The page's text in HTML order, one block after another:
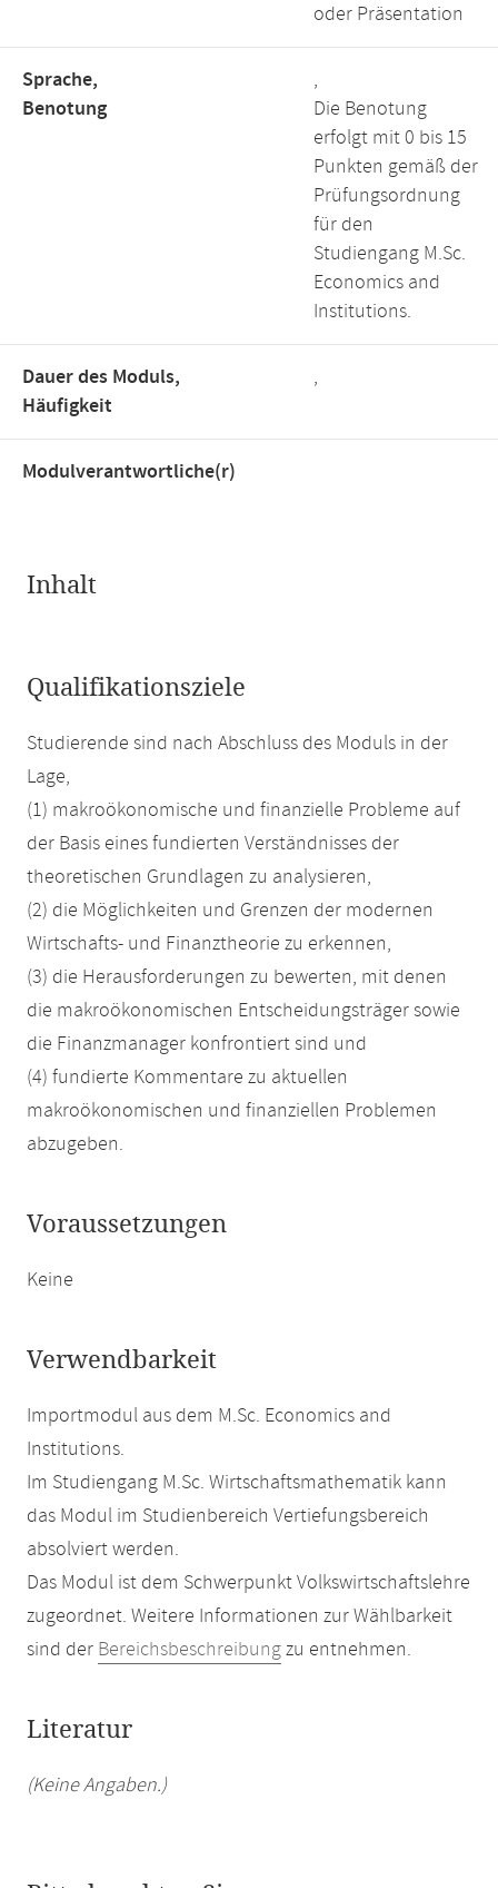
oder Präsentation
Sprache,
Benotung
,
Die Benotung
erfolgt mit 0 bis 15
Punkten gemäß der
Prüfungsordnung
für den
Studiengang M.Sc.
Economics and
Institutions.
Dauer des Moduls,
Häufigkeit
,
Modulverantwortliche(r)
Inhalt
Qualifikationsziele
Studierende sind nach Abschluss des Moduls in der
Lage,
(1) makroökonomische und finanzielle Probleme auf
der Basis eines fundierten Verständnisses der
theoretischen Grundlagen zu analysieren,
(2) die Möglichkeiten und Grenzen der modernen
Wirtschafts- und Finanztheorie zu erkennen,
(3) die Herausforderungen zu bewerten, mit denen
die makroökonomischen Entscheidungsträger sowie
die Finanzmanager konfrontiert sind und
(4) fundierte Kommentare zu aktuellen
makroökonomischen und finanziellen Problemen
abzugeben.
Voraussetzungen
Keine
Verwendbarkeit
Importmodul aus dem M.Sc. Economics and
Institutions.
Im Studiengang M.Sc. Wirtschaftsmathematik kann
das Modul im Studienbereich Vertiefungsbereich
absolviert werden.
Das Modul ist dem Schwerpunkt Volkswirtschaftslehre
zugeordnet. Weitere Informationen zur Wählbarkeit
sind der Bereichsbeschreibungzu entnehmen.
Literatur
(Keine Angaben.)